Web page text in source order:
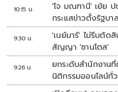
10:15 น.
'โจ มณฑานี' เย้ย ป
กระแสข่าวตั้งรัฐบ
เลย
9:30 น.
'เนย์มาร์' ไม่รีบตัด
สัญญา 'ซานโตส'
9:26 น.
ยกระดับสำนักงาน
นิติกรรมออนไลน์ทั่ว